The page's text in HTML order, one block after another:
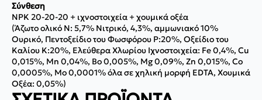
Σύνθεση
NPK 20-20-20 + ιχνοστοιχεία + χουμικά οξέα
(Άζωτο ολικό N: 5,7% Νιτρικό, 4,3%, αμμωνιακό 10%
Ουρικό, Πεντοξείδιο του Φωσφόρου P:20%, Οξείδιο του
Καλίου K:20%, Ελεύθερα Χλωρίου Ιχνοστοιχεία: Fe 0,4%, Cu
0,015%, Mn 0,04%, Bo 0,005%, Mg 0,09%, Zn 0,015%, Co
0,0005%, Mo 0,0001% όλα σε χηλική μορφή EDTA, Χουμικά
Οξέα: 0,05%)